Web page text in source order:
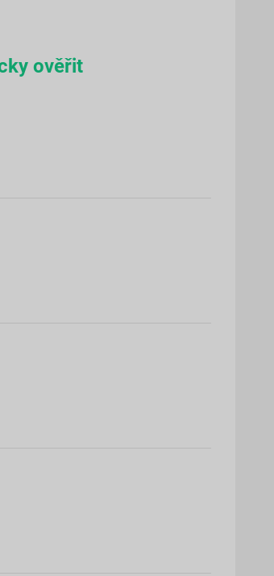
ověřit